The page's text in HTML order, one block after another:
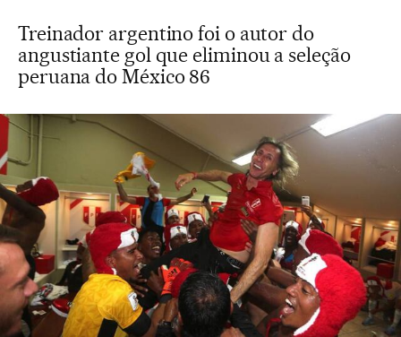
Treinador argentino foi o autor do
angustiante gol que eliminou a seleção
peruana do México 86